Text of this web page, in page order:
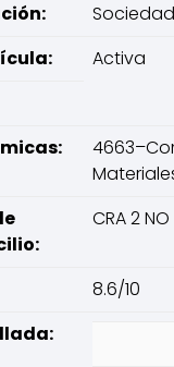
Activa
CRA 2
8.6/10